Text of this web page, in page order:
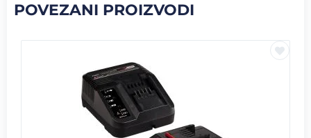
POVEZANI PROIZVODI